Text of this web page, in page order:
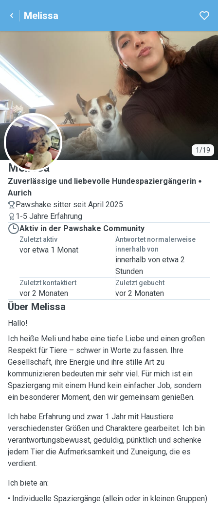
Melissa
1/19
M
Melissa
Zuverlässige und liebevolle Hundespaziergängerin
Aurich
Pawshake sitter seit April 2025
1-5 Jahre Erfahrung
Aktiv in der Pawshake Community
Zuletzt aktiv
vor etwa 1 Monat
Antwortet normalerweise
innerhalb von
innerhalb von etwa 2
Stunden
Zuletzt kontaktiert
vor 2 Monaten
Zuletzt gebucht
vor 2 Monaten
Über Melissa
Hallo!
Ich heiße Meli und habe eine tiefe Liebe und einen großen
Respekt für Tiere – schwer in Worte zu fassen. Ihre
Gesellschaft, ihre Energie und ihre stille Art zu
kommunizieren bedeuten mir sehr viel. Für mich ist ein
Spaziergang mit einem Hund kein einfacher Job, sondern
ein besonderer Moment, den wir gemeinsam genießen.
Ich habe Erfahrung und zwar 1 Jahr mit Haustiere
verschiedenster Größen und Charaktere gearbeitet. Ich bin
verantwortungsbewusst, geduldig, pünktlich und schenke
jedem Tier die Aufmerksamkeit und Zuneigung, die es
verdient.
Ich biete an:
• Individuelle Spaziergänge (allein oder in kleinen Gruppen)